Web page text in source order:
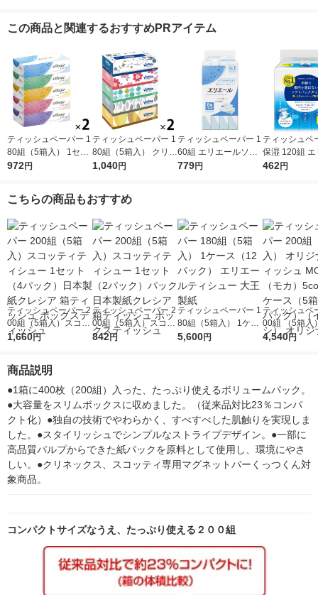
この商品と関連するおすすめPRアイテム
ティッシュペーパー 1
80組（5箱入） 1セッ
ト（2パック） エリエ
972円
ティッシュペーパー 1
80組（5箱入） クリネ
ックス 北欧デザイン
1,040円
ティッシュペーパー 1
60組 エリエールソフ
トパックティシュー 1
779円
ティッシュペ
保湿 120組 エ
ル +Water ソ
462円
こちらの商品もおすすめ
ティッシュペーパー 2
00組（5箱入）スコッ
ティティシュー 1セッ
シュ ボックスティッ
シュ
1,660円
ティッシュペーパー 2
00組（5箱入）スコッ
ティティシュー 1セッ
ティッシュ
842円
ティッシュペーパー 1
80組（5箱入） 1ケー
ス（12パック） エリ
5,600円
ティッシュペ
00組 （5箱入
ジナルティッ
オリジナル
4,540円
商品説明
●1箱に400枚（200組）入った、たっぷり使えるボリュームパック。
●大容量をスリムボックスに収めました。（従来品対比23％コンパ
クト化）●独自の技術でやわらかく、すべすべした肌触りを実現しま
した。●スタイリッシュでシンプルなストライプデザイン。●一部に
高品質パルプからできた紙パックを原料として使用し、環境にやさ
しい。●クリネックス、スコッティ専用マグネットバーくっつくん対
象商品。
コンパクトサイズなうえ、たっぷり使える２００組